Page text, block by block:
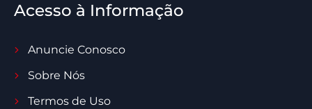
Acesso à Informação
Anuncie Conosco
Sobre Nós
Termos de Uso